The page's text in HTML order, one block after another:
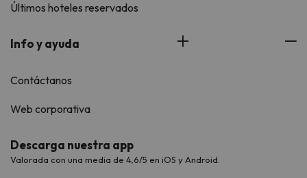
Últimos hoteles reservados
Info y ayuda
Contáctanos
Web corporativa
Descarga nuestra app
Valorada con una media de 4,6/5 en iOS y Android.